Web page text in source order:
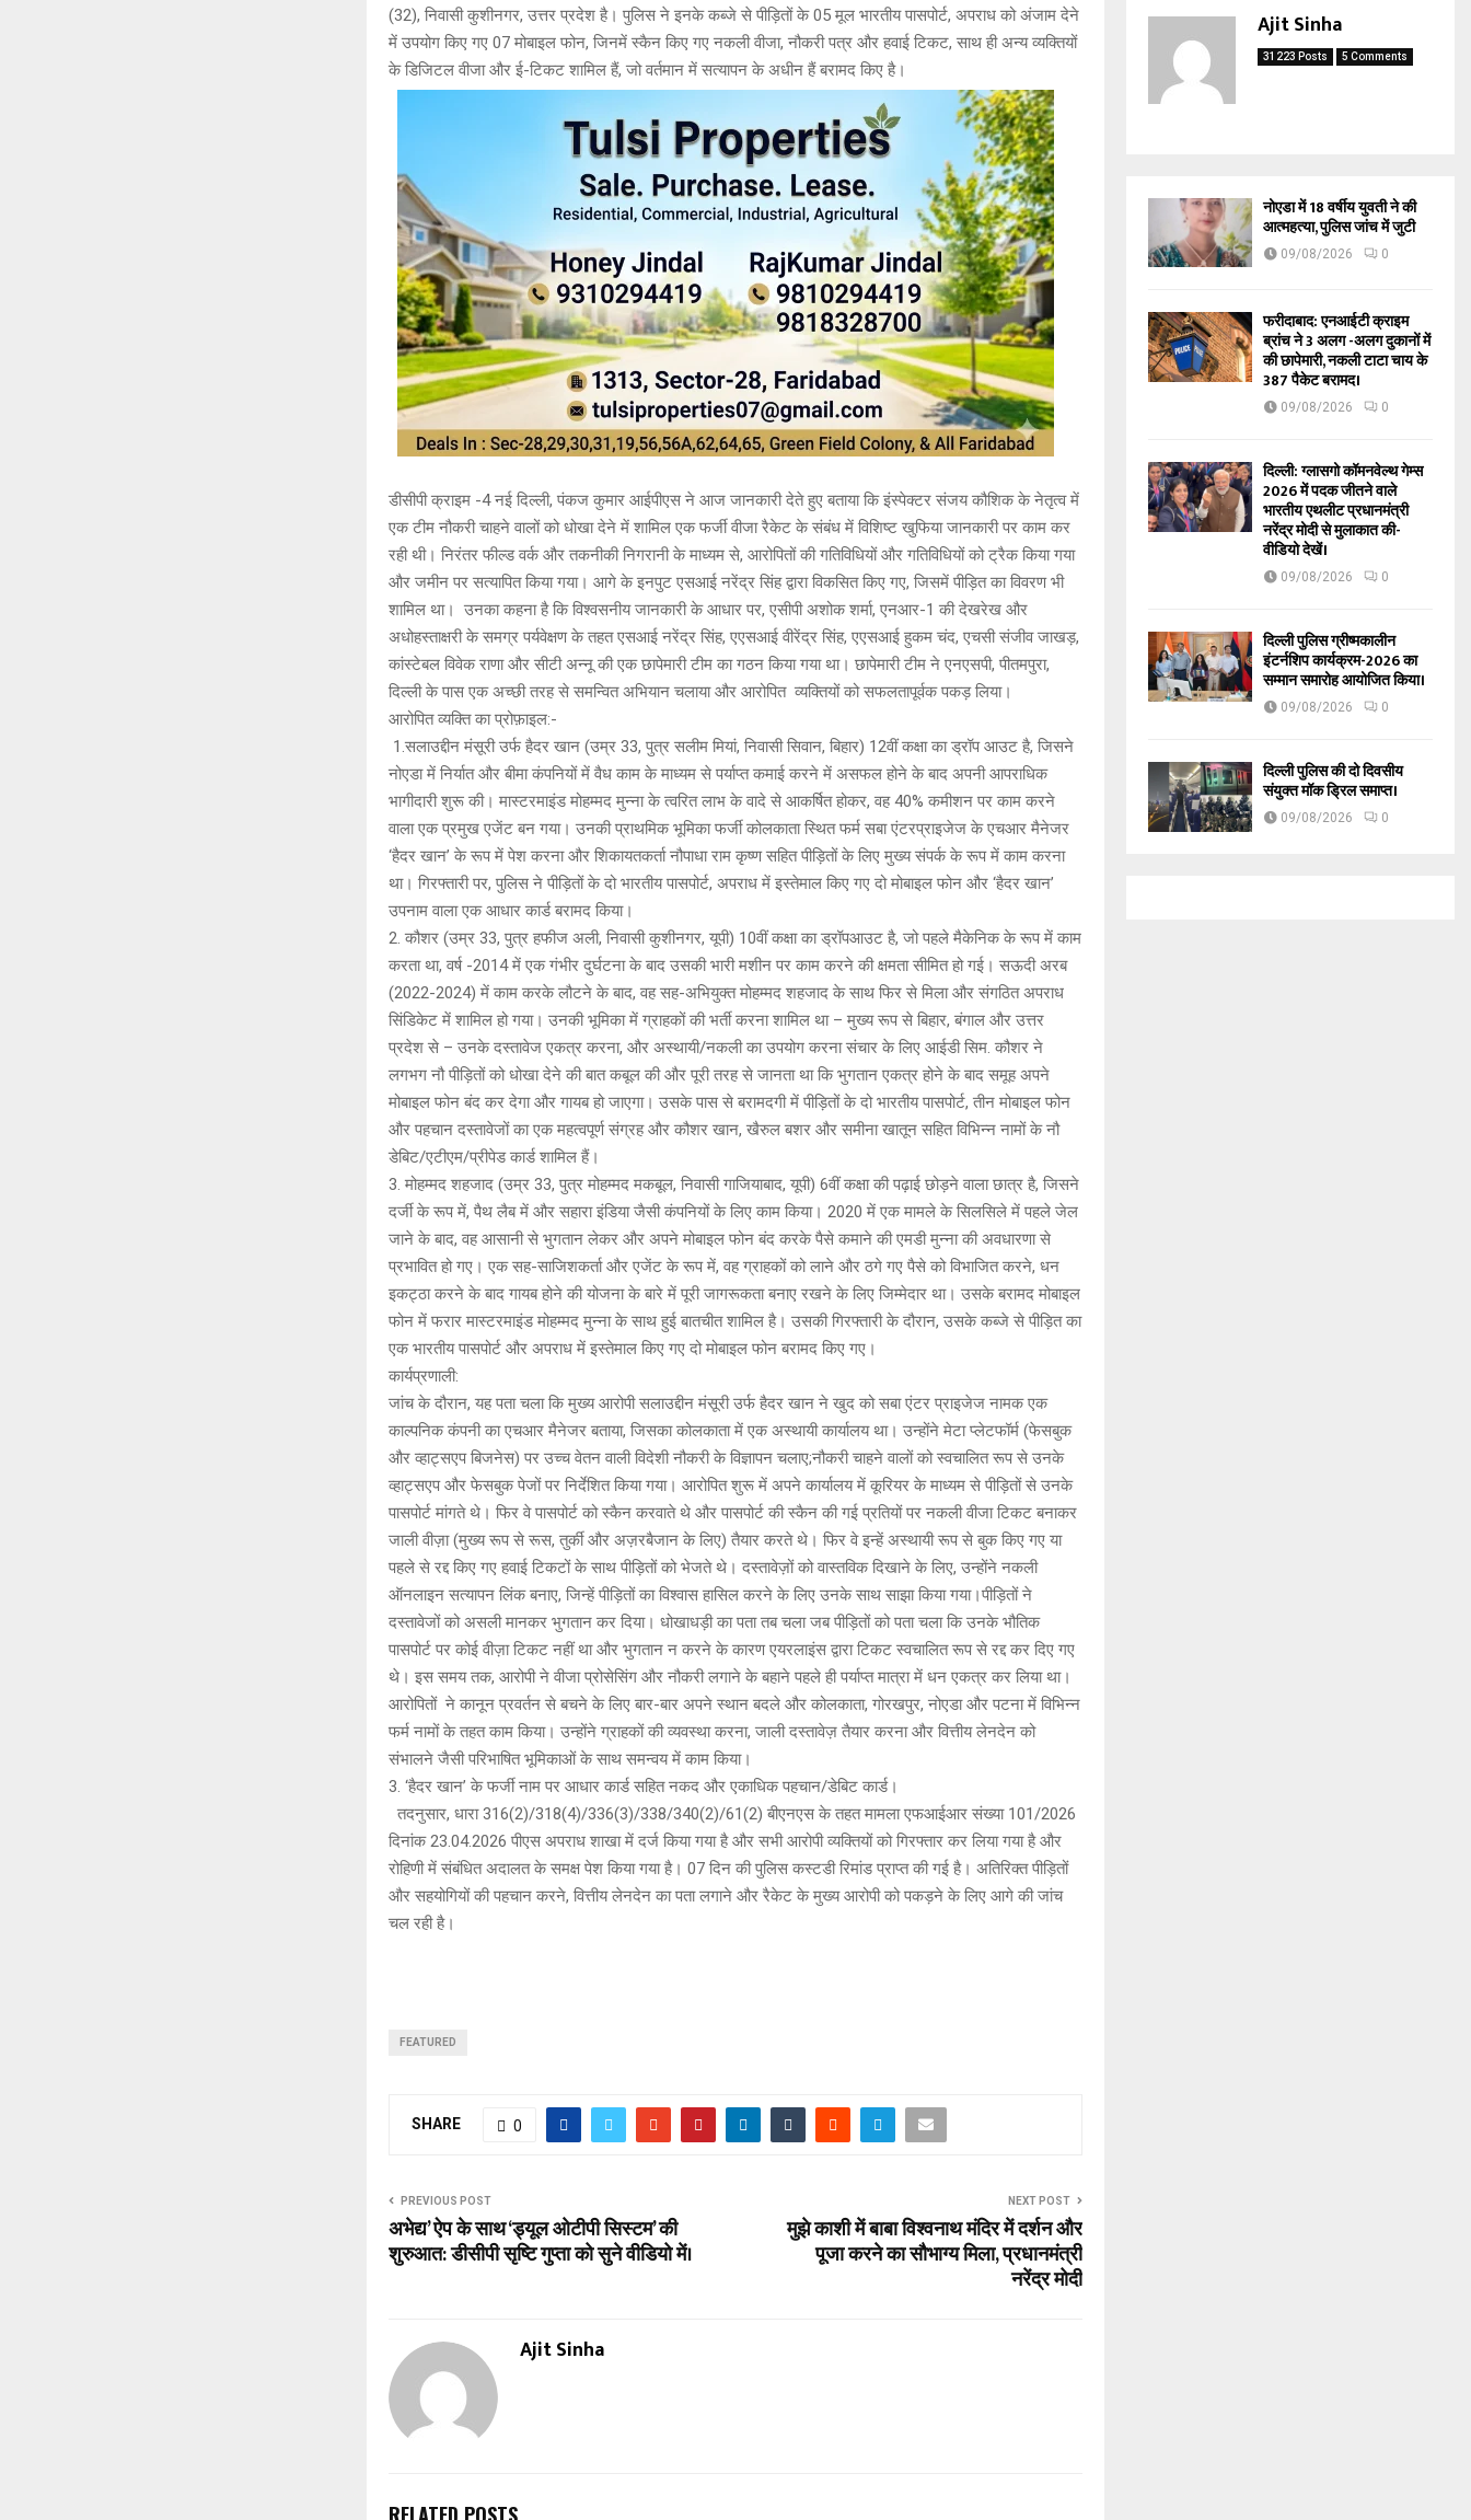
(32), निवासी कुशीनगर, उत्तर प्रदेश है। पुलिस ने इनके कब्जे से पीड़ितों के 05 मूल भारतीय पासपोर्ट, अपराध को अंजाम देने
में उपयोग किए गए 07 मोबाइल फोन, जिनमें स्कैन किए गए नकली वीजा, नौकरी पत्र और हवाई टिकट, साथ ही अन्य व्यक्तियों
के डिजिटल वीजा और ई-टिकट शामिल हैं, जो वर्तमान में सत्यापन के अधीन हैं बरामद किए है।
डीसीपी क्राइम -4 नई दिल्ली, पंकज कुमार आईपीएस ने आज जानकारी देते हुए बताया कि इंस्पेक्टर संजय कौशिक के नेतृत्व में
एक टीम नौकरी चाहने वालों को धोखा देने में शामिल एक फर्जी वीजा रैकेट के संबंध में विशिष्ट खुफिया जानकारी पर काम कर
रही थी। निरंतर फील्ड वर्क और तकनीकी निगरानी के माध्यम से, आरोपितों की गतिविधियों और गतिविधियों को ट्रैक किया गया
और जमीन पर सत्यापित किया गया। आगे के इनपुट एसआई नरेंद्र सिंह द्वारा विकसित किए गए, जिसमें पीड़ित का विवरण भी
शामिल था। उनका कहना है कि विश्वसनीय जानकारी के आधार पर, एसीपी अशोक शर्मा, एनआर-1 की देखरेख और
अधोहस्ताक्षरी के समग्र पर्यवेक्षण के तहत एसआई नरेंद्र सिंह, एएसआई वीरेंद्र सिंह, एएसआई हुकम चंद, एचसी संजीव जाखड़,
कांस्टेबल विवेक राणा और सीटी अन्नू की एक छापेमारी टीम का गठन किया गया था। छापेमारी टीम ने एनएसपी, पीतमपुरा,
दिल्ली के पास एक अच्छी तरह से समन्वित अभियान चलाया और आरोपित व्यक्तियों को सफलतापूर्वक पकड़ लिया।
आरोपित व्यक्ति का प्रोफ़ाइल:-
1.सलाउद्दीन मंसूरी उर्फ हैदर खान (उम्र 33, पुत्र सलीम मियां, निवासी सिवान, बिहार) 12वीं कक्षा का ड्रॉप आउट है, जिसने
नोएडा में निर्यात और बीमा कंपनियों में वैध काम के माध्यम से पर्याप्त कमाई करने में असफल होने के बाद अपनी आपराधिक
भागीदारी शुरू की। मास्टरमाइंड मोहम्मद मुन्ना के त्वरित लाभ के वादे से आकर्षित होकर, वह 40% कमीशन पर काम करने
वाला एक प्रमुख एजेंट बन गया। उनकी प्राथमिक भूमिका फर्जी कोलकाता स्थित फर्म सबा एंटरप्राइजेज के एचआर मैनेजर
‘हैदर खान’ के रूप में पेश करना और शिकायतकर्ता नौपाधा राम कृष्ण सहित पीड़ितों के लिए मुख्य संपर्क के रूप में काम करना
था। गिरफ्तारी पर, पुलिस ने पीड़ितों के दो भारतीय पासपोर्ट, अपराध में इस्तेमाल किए गए दो मोबाइल फोन और ‘हैदर खान’
उपनाम वाला एक आधार कार्ड बरामद किया।
2. कौशर (उम्र 33, पुत्र हफीज अली, निवासी कुशीनगर, यूपी) 10वीं कक्षा का ड्रॉपआउट है, जो पहले मैकेनिक के रूप में काम
करता था, वर्ष -2014 में एक गंभीर दुर्घटना के बाद उसकी भारी मशीन पर काम करने की क्षमता सीमित हो गई। सऊदी अरब
(2022-2024) में काम करके लौटने के बाद, वह सह-अभियुक्त मोहम्मद शहजाद के साथ फिर से मिला और संगठित अपराध
सिंडिकेट में शामिल हो गया। उनकी भूमिका में ग्राहकों की भर्ती करना शामिल था – मुख्य रूप से बिहार, बंगाल और उत्तर
प्रदेश से – उनके दस्तावेज एकत्र करना, और अस्थायी/नकली का उपयोग करना संचार के लिए आईडी सिम. कौशर ने
लगभग नौ पीड़ितों को धोखा देने की बात कबूल की और पूरी तरह से जानता था कि भुगतान एकत्र होने के बाद समूह अपने
मोबाइल फोन बंद कर देगा और गायब हो जाएगा। उसके पास से बरामदगी में पीड़ितों के दो भारतीय पासपोर्ट, तीन मोबाइल फोन
और पहचान दस्तावेजों का एक महत्वपूर्ण संग्रह और कौशर खान, खैरुल बशर और समीना खातून सहित विभिन्न नामों के नौ
डेबिट/एटीएम/प्रीपेड कार्ड शामिल हैं।
3. मोहम्मद शहजाद (उम्र 33, पुत्र मोहम्मद मकबूल, निवासी गाजियाबाद, यूपी) 6वीं कक्षा की पढ़ाई छोड़ने वाला छात्र है, जिसने
दर्जी के रूप में, पैथ लैब में और सहारा इंडिया जैसी कंपनियों के लिए काम किया। 2020 में एक मामले के सिलसिले में पहले जेल
जाने के बाद, वह आसानी से भुगतान लेकर और अपने मोबाइल फोन बंद करके पैसे कमाने की एमडी मुन्ना की अवधारणा से
प्रभावित हो गए। एक सह-साजिशकर्ता और एजेंट के रूप में, वह ग्राहकों को लाने और ठगे गए पैसे को विभाजित करने, धन
इकट्ठा करने के बाद गायब होने की योजना के बारे में पूरी जागरूकता बनाए रखने के लिए जिम्मेदार था। उसके बरामद मोबाइल
फोन में फरार मास्टरमाइंड मोहम्मद मुन्ना के साथ हुई बातचीत शामिल है। उसकी गिरफ्तारी के दौरान, उसके कब्जे से पीड़ित का
एक भारतीय पासपोर्ट और अपराध में इस्तेमाल किए गए दो मोबाइल फोन बरामद किए गए।
कार्यप्रणाली:
जांच के दौरान, यह पता चला कि मुख्य आरोपी सलाउद्दीन मंसूरी उर्फ हैदर खान ने खुद को सबा एंटर प्राइजेज नामक एक
काल्पनिक कंपनी का एचआर मैनेजर बताया, जिसका कोलकाता में एक अस्थायी कार्यालय था। उन्होंने मेटा प्लेटफॉर्म (फेसबुक
और व्हाट्सएप बिजनेस) पर उच्च वेतन वाली विदेशी नौकरी के विज्ञापन चलाए;नौकरी चाहने वालों को स्वचालित रूप से उनके
व्हाट्सएप और फेसबुक पेजों पर निर्देशित किया गया। आरोपित शुरू में अपने कार्यालय में कूरियर के माध्यम से पीड़ितों से उनके
पासपोर्ट मांगते थे। फिर वे पासपोर्ट को स्कैन करवाते थे और पासपोर्ट की स्कैन की गई प्रतियों पर नकली वीजा टिकट बनाकर
जाली वीज़ा (मुख्य रूप से रूस, तुर्की और अज़रबैजान के लिए) तैयार करते थे। फिर वे इन्हें अस्थायी रूप से बुक किए गए या
पहले से रद्द किए गए हवाई टिकटों के साथ पीड़ितों को भेजते थे। दस्तावेज़ों को वास्तविक दिखाने के लिए, उन्होंने नकली
ऑनलाइन सत्यापन लिंक बनाए, जिन्हें पीड़ितों का विश्वास हासिल करने के लिए उनके साथ साझा किया गया।पीड़ितों ने
दस्तावेजों को असली मानकर भुगतान कर दिया। धोखाधड़ी का पता तब चला जब पीड़ितों को पता चला कि उनके भौतिक
पासपोर्ट पर कोई वीज़ा टिकट नहीं था और भुगतान न करने के कारण एयरलाइंस द्वारा टिकट स्वचालित रूप से रद्द कर दिए गए
थे। इस समय तक, आरोपी ने वीजा प्रोसेसिंग और नौकरी लगाने के बहाने पहले ही पर्याप्त मात्रा में धन एकत्र कर लिया था।
आरोपितों ने कानून प्रवर्तन से बचने के लिए बार-बार अपने स्थान बदले और कोलकाता, गोरखपुर, नोएडा और पटना में विभिन्न
फर्म नामों के तहत काम किया। उन्होंने ग्राहकों की व्यवस्था करना, जाली दस्तावेज़ तैयार करना और वित्तीय लेनदेन को
संभालने जैसी परिभाषित भूमिकाओं के साथ समन्वय में काम किया।
3. ‘हैदर खान’ के फर्जी नाम पर आधार कार्ड सहित नकद और एकाधिक पहचान/डेबिट कार्ड।
तदनुसार, धारा 316(2)/318(4)/336(3)/338/340(2)/61(2) बीएनएस के तहत मामला एफआईआर संख्या 101/2026
दिनांक 23.04.2026 पीएस अपराध शाखा में दर्ज किया गया है और सभी आरोपी व्यक्तियों को गिरफ्तार कर लिया गया है और
रोहिणी में संबंधित अदालत के समक्ष पेश किया गया है। 07 दिन की पुलिस कस्टडी रिमांड प्राप्त की गई है। अतिरिक्त पीड़ितों
और सहयोगियों की पहचान करने, वित्तीय लेनदेन का पता लगाने और रैकेट के मुख्य आरोपी को पकड़ने के लिए आगे की जांच
चल रही है।
FEATURED
SHARE 0
PREVIOUS POST
अभेद्य’ ऐप के साथ ‘ड्यूल ओटीपी सिस्टम’ की
शुरुआत: डीसीपी सृष्टि गुप्ता को सुने वीडियो में।
NEXT POST
मुझे काशी में बाबा विश्वनाथ मंदिर में दर्शन और
पूजा करने का सौभाग्य मिला, प्रधानमंत्री
नरेंद्र मोदी
Ajit Sinha
Ajit Sinha
31223 Posts 5 Comments
नोएडा में 18 वर्षीय युवती ने की
आत्महत्या, पुलिस जांच में जुटी
09/08/2026 0
फरीदाबाद: एनआईटी क्राइम
ब्रांच ने 3 अलग -अलग दुकानों में
की छापेमारी, नकली टाटा चाय के
387 पैकेट बरामद।
09/08/2026 0
दिल्ली: ग्लासगो कॉमनवेल्थ गेम्स
2026 में पदक जीतने वाले
भारतीय एथलीट प्रधानमंत्री
नरेंद्र मोदी से मुलाकात की-
वीडियो देखें।
09/08/2026 0
दिल्ली पुलिस ग्रीष्मकालीन
इंटर्नशिप कार्यक्रम-2026 का
सम्मान समारोह आयोजित किया।
09/08/2026 0
दिल्ली पुलिस की दो दिवसीय
संयुक्त मॉक ड्रिल समाप्त।
09/08/2026 0